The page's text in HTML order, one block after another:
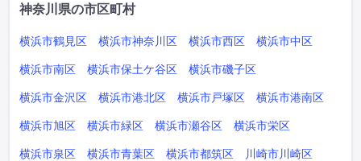
神奈川県の市区町村
横浜市鶴見区 横浜市神奈川区 横浜市西区 横浜市中区
横浜市南区 横浜市保土ケ谷区 横浜市磯子区
横浜市金沢区 横浜市港北区 横浜市戸塚区 横浜市港南区
横浜市旭区 横浜市緑区 横浜市瀬谷区 横浜市栄区
横浜市泉区 横浜市青葉区 横浜市都筑区 川崎市川崎区